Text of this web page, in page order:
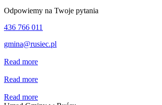
Odpowiemy na Twoje pytania
436 766 011
gmina@rusiec.pl
Read more
Read more
Read more